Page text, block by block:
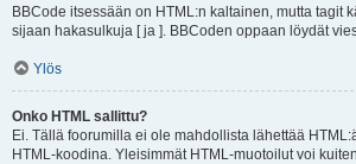
BBCode itsessään on HTML:n kaltainen, mutta tagit
sijaan hakasulkuja [ ja ]. BBCoden oppaan löydät
Ylös
Onko HTML sallittu?
Ei. Tällä foorumilla ei ole mahdollista lähettää
HTML-koodina. Yleisimmät HTML-muotoilut voi